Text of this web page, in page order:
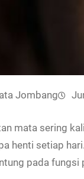
Jombang
mata sering
henti setiap
pada fungsi